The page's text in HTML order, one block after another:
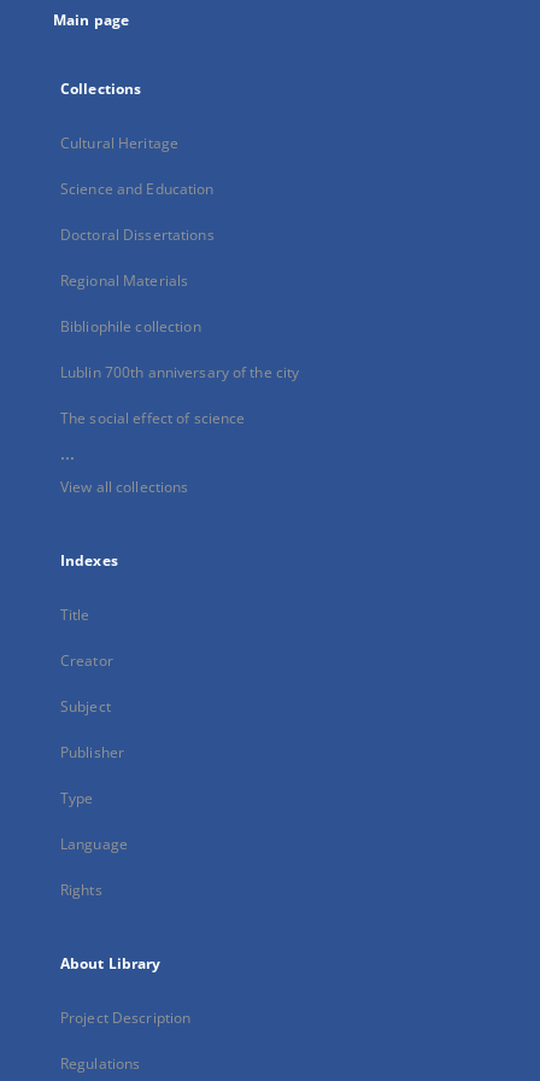
Main page
Collections
Cultural Heritage
Science and Education
Doctoral Dissertations
Regional Materials
Bibliophile collection
Lublin 700th anniversary of the city
The social effect of science
...
View all collections
Indexes
Title
Creator
Subject
Publisher
Type
Language
Rights
About Library
Project Description
Regulations